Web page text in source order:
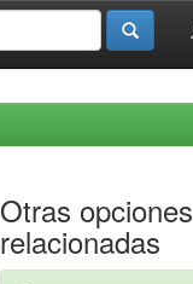
Otras opciones
relacionadas